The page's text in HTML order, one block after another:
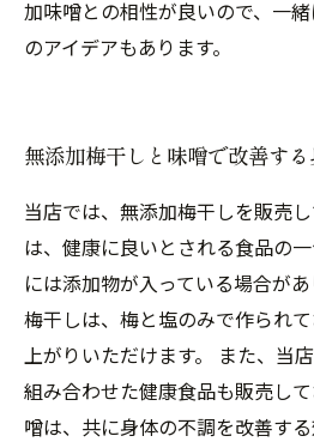
加味噌との相性が良いので、一
のアイデアもあります。
無添加梅干しと味噌で改善す
当店では、無添加梅干しを販売
は、健康に良いとされる食品の
には添加物が入っている場合が
梅干しは、梅と塩のみで作られ
上がりいただけます。 また、当
組み合わせた健康食品も販売し
噌は、共に身体の不調を改善す